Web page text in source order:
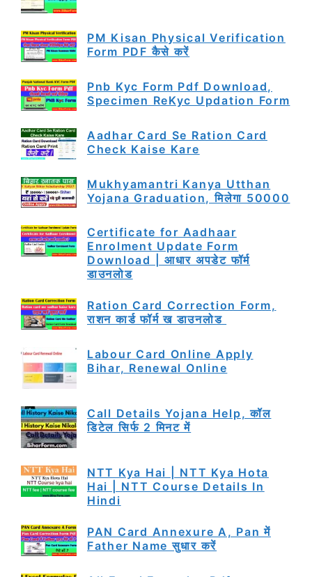
PM Kisan Physical Verification
Form PDF कैसे करें
Pnb Kyc Form Pdf Download,
Specimen ReKyc Updation Form
Aadhar Card Se Ration Card
Check Kaise Kare
Mukhyamantri Kanya Utthan
Yojana Graduation, मिलेगा 50000
Certificate for Aadhaar
Enrolment Update Form
Download | आधार अपडेट फॉर्म
डाउनलोड
Ration Card Correction Form,
राशन कार्ड फॉर्म ख डाउनलोड
Labour Card Online Apply
Bihar, Renewal Online
Call Details Yojana Help, कॉल
डिटेल सिर्फ 2 मिनट में
NTT Kya Hai | NTT Kya Hota
Hai | NTT Course Details In
Hindi
PAN Card Annexure A, Pan में
Father Name सुधार करें